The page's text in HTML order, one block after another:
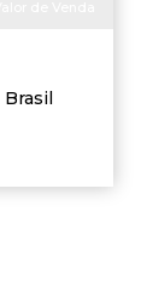
Brasil